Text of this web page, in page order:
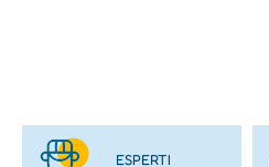
ESPERTI